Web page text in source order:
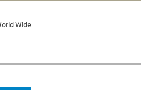
Wide